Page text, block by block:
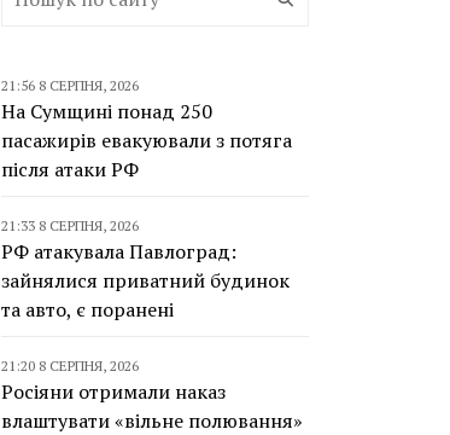
21:56 8 СЕРПНЯ, 2026
На Сумщині понад 250
пасажирів евакуювали з потяга
після атаки РФ
21:33 8 СЕРПНЯ, 2026
РФ атакувала Павлоград:
зайнялися приватний будинок
та авто, є поранені
21:20 8 СЕРПНЯ, 2026
Росіяни отримали наказ
влаштувати «вільне полювання»